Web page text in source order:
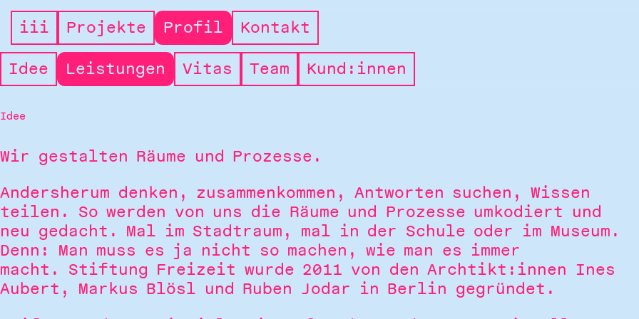
iii Projekte Profil
Kontakt
Typus
Idee Leistungen Vitas Team
Kund:innen
Idee
Wir gestalten Räume und Prozesse.
Andersherum denken, zusammenkommen, Antworten suchen, Wissen
teilen. So werden von uns die Räume und Prozesse umkodiert und
neu gedacht. Mal im Stadtraum, mal in der Schule oder im Museum.
Denn: Man muss es ja nicht so machen, wie man es immer
macht. Stiftung Freizeit wurde 2011 von den Archtikt:innen Ines
Aubert, Markus Blösl und Ruben Jodar in Berlin gegründet.